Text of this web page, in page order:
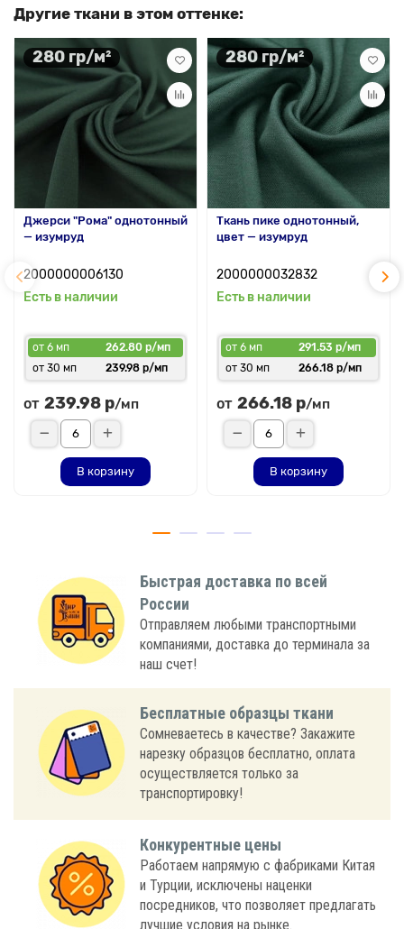
Другие ткани в этом оттенке:
280 гр/м²
Джерси "Рома" однотонный
— изумруд
2000000006130
Есть в наличии
от 6 мп
262.80 р/мп
от 30 мп
239.98 р/мп
от 239.98 р/мп
В корзину
280 гр/м²
Ткань пике однотонный,
цвет — изумруд
2000000032832
Есть в наличии
от 6 мп
291.53 р/мп
от 30 мп
266.18 р/мп
от 266.18 р/мп
В корзину
Быстрая доставка по всей
России
Отправляем любыми транспортными
компаниями, доставка до терминала за
наш счет!
Бесплатные образцы ткани
Сомневаетесь в качестве? Закажите
нарезку образцов бесплатно, оплата
осуществляется только за
транспортировку!
Конкурентные цены
Работаем напрямую с фабриками Китая
и Турции, исключены наценки
посредников, что позволяет предлагать
лучшие условия на рынке.